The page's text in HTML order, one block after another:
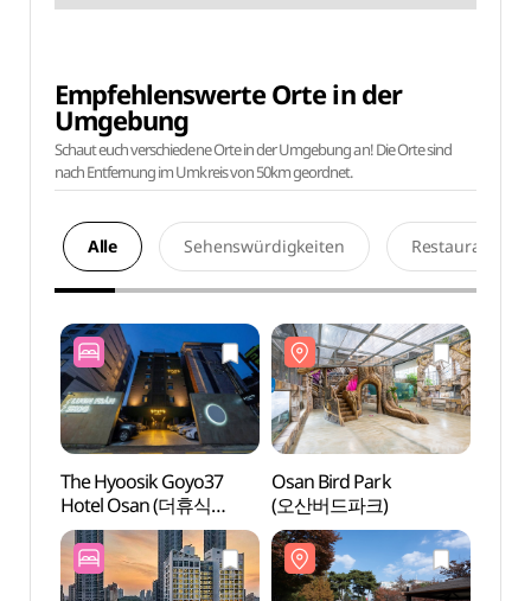
Empfehlenswerte Orte in der
Umgebung
Schaut euch verschiedene Orte in der Umgebung an! Die Orte sind
nach Entfernung im Umkreis von 50km geordnet.
Alle Sehenswürdigkeiten Restaurants
The Hyoosik Goyo37
Hotel Osan (더휴식
고요37호텔 오산점)
Osan Bird Park
(오산버드파크)